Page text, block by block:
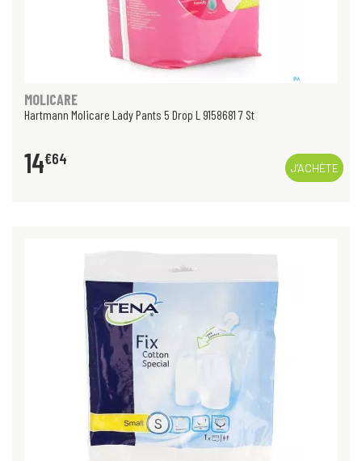
MOLICARE
Hartmann Molicare Lady Pants 5 Drop L 9158681 7 St
14€64
J’ACHÈTE